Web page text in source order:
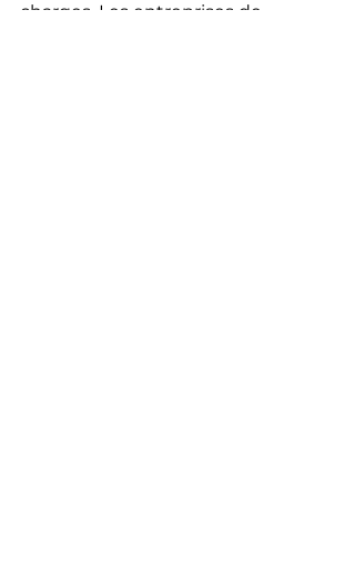
charges. Les entreprises de